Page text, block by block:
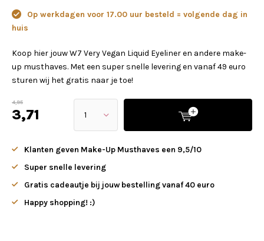
Op werkdagen voor 17.00 uur besteld = volgende dag in
huis
Koop hier jouw W7 Very Vegan Liquid Eyeliner en andere make-
up musthaves. Met een super snelle levering en vanaf 49 euro
sturen wij het gratis naar je toe!
4,95
3,71
Klanten geven Make-Up Musthaves een 9,5/10
Super snelle levering
Gratis cadeautje bij jouw bestelling vanaf 40 euro
Happy shopping! :)